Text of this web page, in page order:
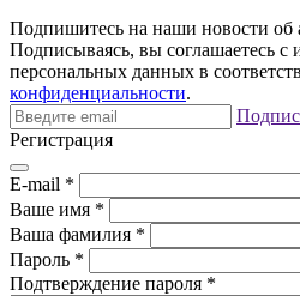
Подпишитесь на наши новости об
Подписываясь, вы соглашаетесь с
персональных данных в
конфиденциальности.
Регистрация
E-mail *
Ваше имя *
Ваша фамилия *
Пароль *
Подтверждение пароля *